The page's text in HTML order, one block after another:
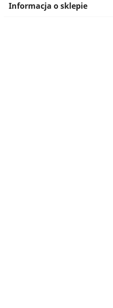
Informacja o sklepie